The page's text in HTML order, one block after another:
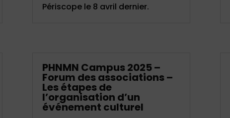
Périscope le 8 avril dernier.
PHNMN Campus 2025 –
Forum des associations –
Les étapes de
l’organisation d’un
événement culturel